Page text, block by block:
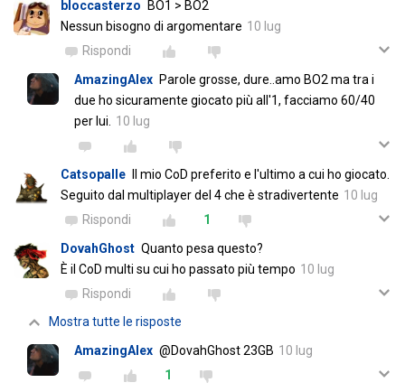
bloccasterzo
BO1 > BO2
Nessun bisogno di argomentare 10 lug
Rispondi
AmazingAlex Parole grosse, dure..amo BO2 ma tra i
due ho sicuramente giocato più all'1, facciamo 60/40
per lui. 10 lug
Catsopalle
Il mio CoD preferito e l'ultimo a cui ho giocato.
Seguito dal multiplayer del 4 che è stradivertente 10 lug
Rispondi
1
DovahGhost Quanto pesa questo?
È il CoD multi su cui ho passato più tempo 10 lug
Rispondi
Mostra tutte le risposte
AmazingAlex @DovahGhost 23GB 10 lug
1